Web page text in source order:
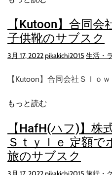
【Kutoon】合同会
子供靴のサブスク
3月 17, 2022pikakichi2015 生活・
【Kutoon】合同会社Ｓｌｏ
もっと読む
【HafH(ハフ)】株
Ｓｔｙｌｅ 定額
旅のサブスク